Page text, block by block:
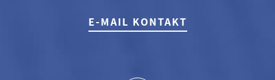
E-MAIL KONTAKT